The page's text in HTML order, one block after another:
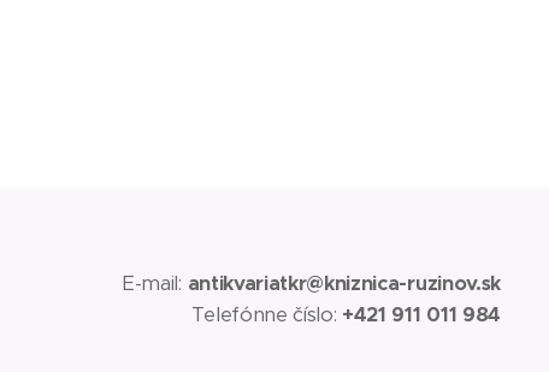
E-mail: antikvariatkr@kniznica-ruzinov.sk
Telefónne číslo: +421 911 011 984